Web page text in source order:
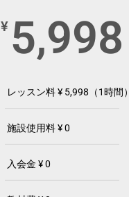
¥ 5,998
レッスン料 ¥ 5,998（1時間）
施設使用料 ¥ 0
入会金 ¥ 0